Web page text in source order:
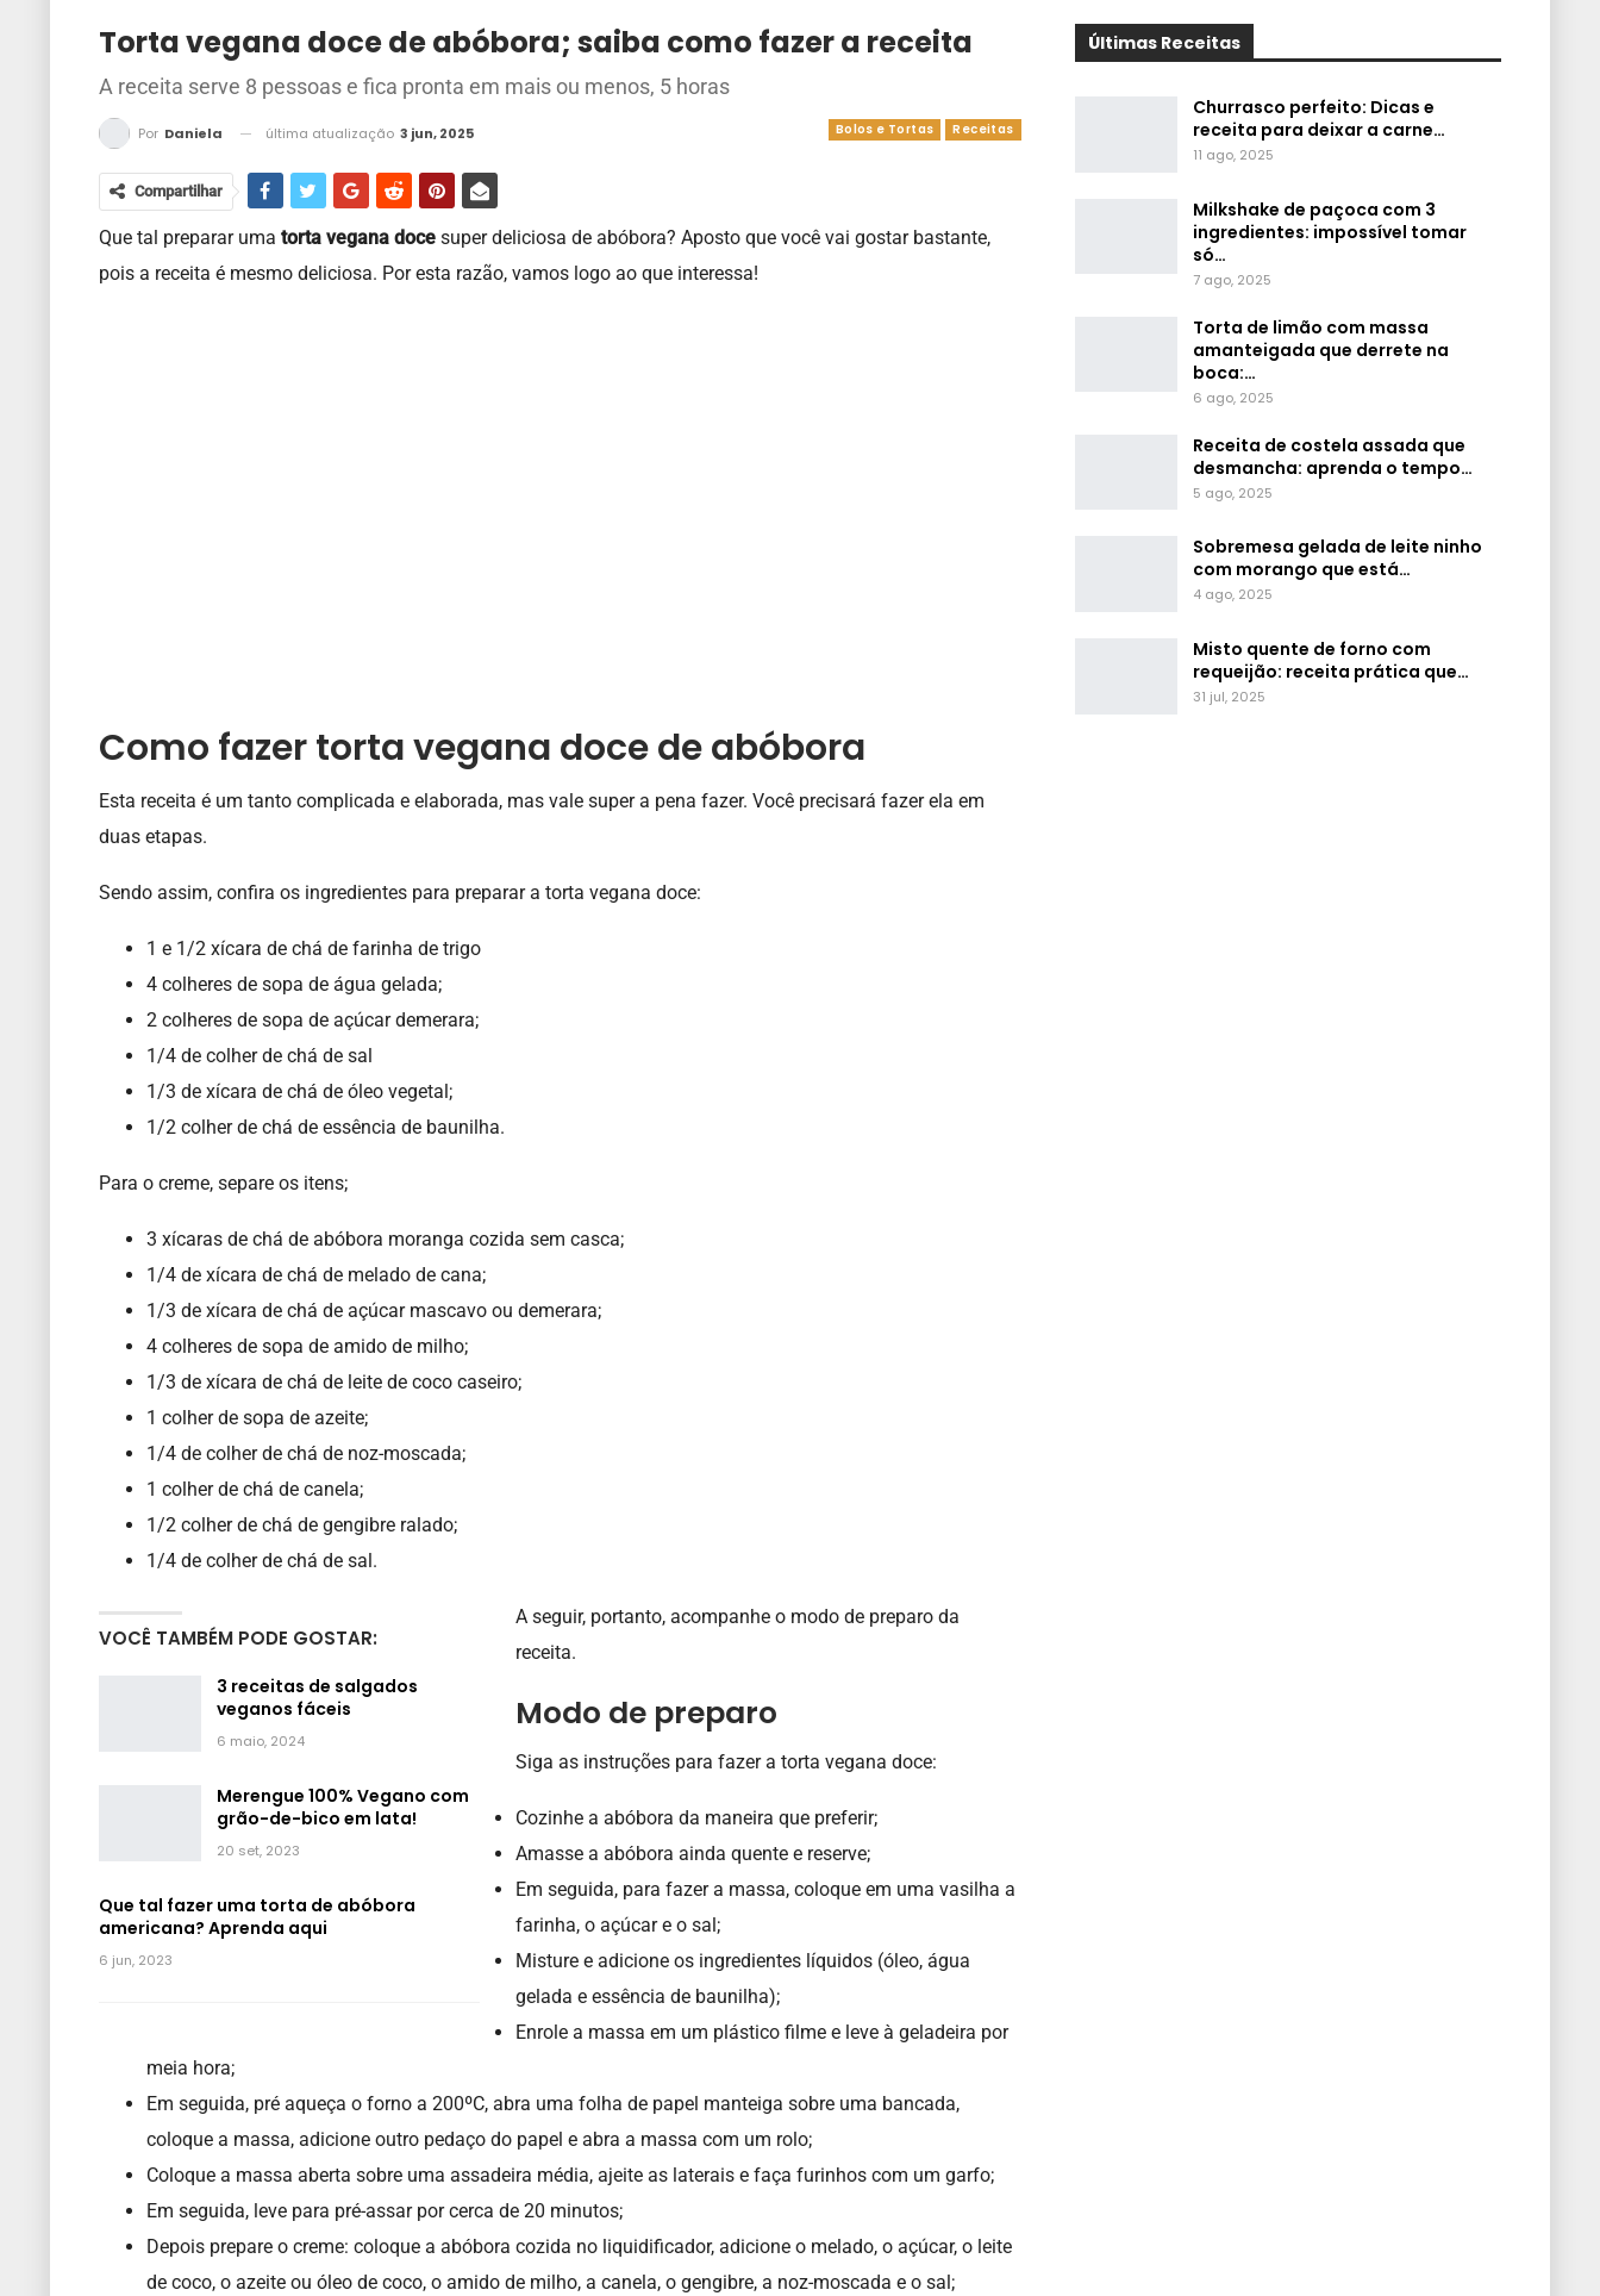
Torta vegana doce de abóbora; saiba como fazer a receita
A receita serve 8 pessoas e fica pronta em mais ou menos, 5 horas
Bolos e Tortas Receitas
Por Daniela última atualização 3 jun, 2025
Compartilhar
Que tal preparar uma torta vegana docesuper deliciosa de abóbora? Aposto que você vai gostar bastante,
pois a receita é mesmo deliciosa. Por esta razão, vamos logo ao que interessa!
Como fazer torta vegana doce de abóbora
Esta receita é um tanto complicada e elaborada, mas vale super a pena fazer. Você precisará fazer ela em
duas etapas.
Sendo assim, confira os ingredientes para preparar a torta vegana doce:
1 e 1/2 xícara de chá de farinha de trigo
4 colheres de sopa de água gelada;
2 colheres de sopa de açúcar demerara;
1/4 de colher de chá de sal
1/3 de xícara de chá de óleo vegetal;
1/2 colher de chá de essência de baunilha.
Para o creme, separe os itens;
3 xícaras de chá de abóbora moranga cozida sem casca;
1/4 de xícara de chá de melado de cana;
1/3 de xícara de chá de açúcar mascavo ou demerara;
4 colheres de sopa de amido de milho;
1/3 de xícara de chá de leite de coco caseiro;
1 colher de sopa de azeite;
1/4 de colher de chá de noz-moscada;
1 colher de chá de canela;
1/2 colher de chá de gengibre ralado;
1/4 de colher de chá de sal.
VOCÊ TAMBÉM PODE GOSTAR:
3 receitas de salgados
veganos fáceis
6 maio, 2024
Merengue 100% Vegano com
grão-de-bico em lata!
20 set, 2023
Que tal fazer uma torta de abóbora
americana? Aprenda aqui
6 jun, 2023
A seguir, portanto, acompanhe o modo de preparo da
receita.
Modo de preparo
Siga as instruções para fazer a torta vegana doce:
Cozinhe a abóbora da maneira que preferir;
Amasse a abóbora ainda quente e reserve;
Em seguida, para fazer a massa, coloque em uma vasilha a
farinha, o açúcar e o sal;
Misture e adicione os ingredientes líquidos (óleo, água
gelada e essência de baunilha);
Enrole a massa em um plástico filme e leve à geladeira por
meia hora;
Em seguida, pré aqueça o forno a 200ºC, abra uma folha de papel manteiga sobre uma bancada,
coloque a massa, adicione outro pedaço do papel e abra a massa com um rolo;
Coloque a massa aberta sobre uma assadeira média, ajeite as laterais e faça furinhos com um garfo;
Em seguida, leve para pré-assar por cerca de 20 minutos;
Depois prepare o creme: coloque a abóbora cozida no liquidificador, adicione o melado, o açúcar, o leite
de coco, o azeite ou óleo de coco, o amido de milho, a canela, o gengibre, a noz-moscada e o sal;
Últimas Receitas
Churrasco perfeito: Dicas e
receita para deixar a carne…
11 ago, 2025
Milkshake de paçoca com 3
ingredientes: impossível tomar
só…
7 ago, 2025
Torta de limão com massa
amanteigada que derrete na
boca:…
6 ago, 2025
Receita de costela assada que
desmancha: aprenda o tempo…
5 ago, 2025
Sobremesa gelada de leite ninho
com morango que está…
4 ago, 2025
Misto quente de forno com
requeijão: receita prática que…
31 jul, 2025